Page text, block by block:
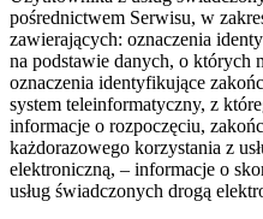
pośrednictwem Serwisu, w
zawierających: oznaczenia
na podstawie danych, o których
oznaczenia identyfikujące
system teleinformatyczny, z
informacje o rozpoczęciu,
każdorazowego korzystania z
elektroniczną, – informacje o
usług świadczonych drogą